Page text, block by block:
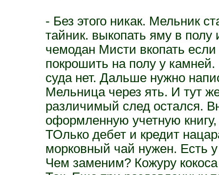
- Без этого никак. Мельник
тайник. выкопать яму в
чемодан Мисти вкопать
покрошить на полу у
суда нет. Дальше нужно
Мельница через ять. И тут
различимый след остался.
оформленную учетную
ТОлько дебет и кредит
морковный чай нужен. Есть
Чем заменим? Кожуру